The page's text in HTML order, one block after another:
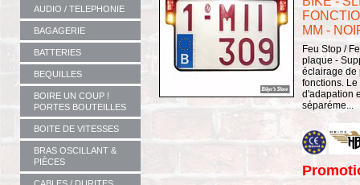
AUDIO / TELEPHONIE
BAGAGERIE
BATTERIES
BEQUILLES
BOIRE UN COUP !
PORTES BOUTEILLES
BOITE DE VITESSES
BRAS OSCILLANT &
PIÈCES
MM -
Feu Stop /
plaque -
éclairage de
fonctions.
d'adapation
séparéme...